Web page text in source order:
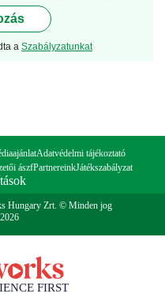
a Szabályzatunkat
Adatvédelmi tájékoztató
ászfPartnereinkJátékszabályzat
Hungary Zrt. © Minden jog